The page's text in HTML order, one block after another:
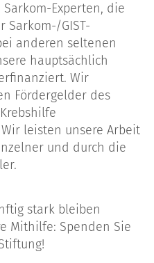
Experten, die
Sarkom-/GIST-
anderen seltenen
hauptsächlich
Wir
Fördergelder des
leisten unsere Arbeit
und durch die
stark bleiben
Mithilfe: Spenden Sie